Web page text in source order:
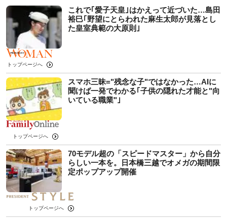
これで｢愛子天皇｣はかえって近づいた…島田
裕巳｢野望にとらわれた麻生太郎が見落とし
た皇室典範の大原則｣
トップページへ
スマホ三昧="残念な子"ではなかった…AIに
聞けば一発でわかる｢子供の隠れた才能と"向
いている職業"｣
トップページへ
70モデル超の「スピードマスター」から自分
らしい一本を。日本橋三越でオメガの期間限
定ポップアップ開催
トップページへ